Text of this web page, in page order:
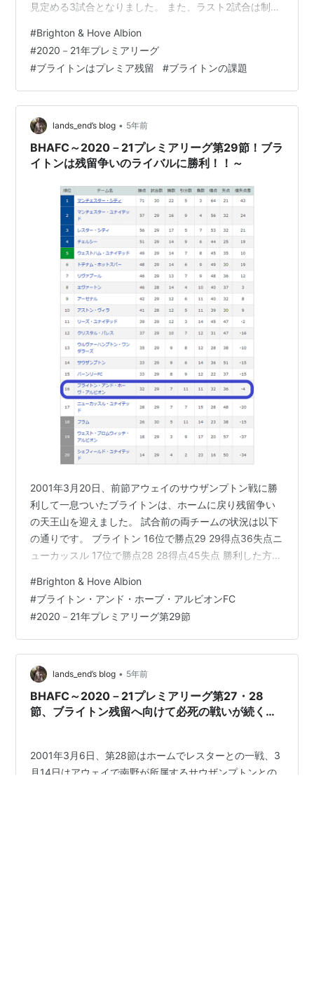
見定める3試合となりました。 また、ラスト2試合は制限
見る、熱い奴らが集ったスタジアムの雰囲気は、目頭が
熱くなりました。 ポッター監督が就任して2年、例年以
上に苦しい日々が続いた2020－21プレミアリーグにおけ
るブライトンの結果について、記事にまとめておきま
す。
#Brighton & Hove Albion
#2020－21年プレミアリーグ
#ブライトンはプレミア残留 #ブライトンの課題
lands_end’s blog • 5年前
BHAFC～2020－21プレミアリーグ第29節！ブラ
イトンは残留争いのライバルに勝利！！～
2001年3月20日、前節アウェイのサウザンプトン戦に勝
利して一息ついたブライトンは、ホームに戻り残留争い
の天王山を迎えました。 試合前の両チームの状況は以下
の通りです。 ブライトン 16位で勝点29 29得点36失点ニ
ューカッスル 17位で勝点28 28得点45失点 勝利した方
ウザンプトンに勝利して勢いを維持して試合に臨めれ
ば、きっとかてると思っていましたが・・・ 来年もプレ
ミアで戦いたいという気持ちが前面に出た試合になりま
した。 2020－21シーズン第29節・ブライトンVSニュー
カッスル戦の記録を残しておきます。
#Brighton & Hove Albion
#ブライトン・アンド・ホーブ・アルビオンFC
#2020－21年プレミアリーグ第29節
lands_end’s blog • 5年前
BHAFC～2020－21プレミアリーグ第27・28
節、ブライトン残留へ向けて必死の戦いが続く！
2001年3月6日、第28節はホームでレスターとの一戦、3
月14日はアウェイで南野が所属するサウザンプトンとの